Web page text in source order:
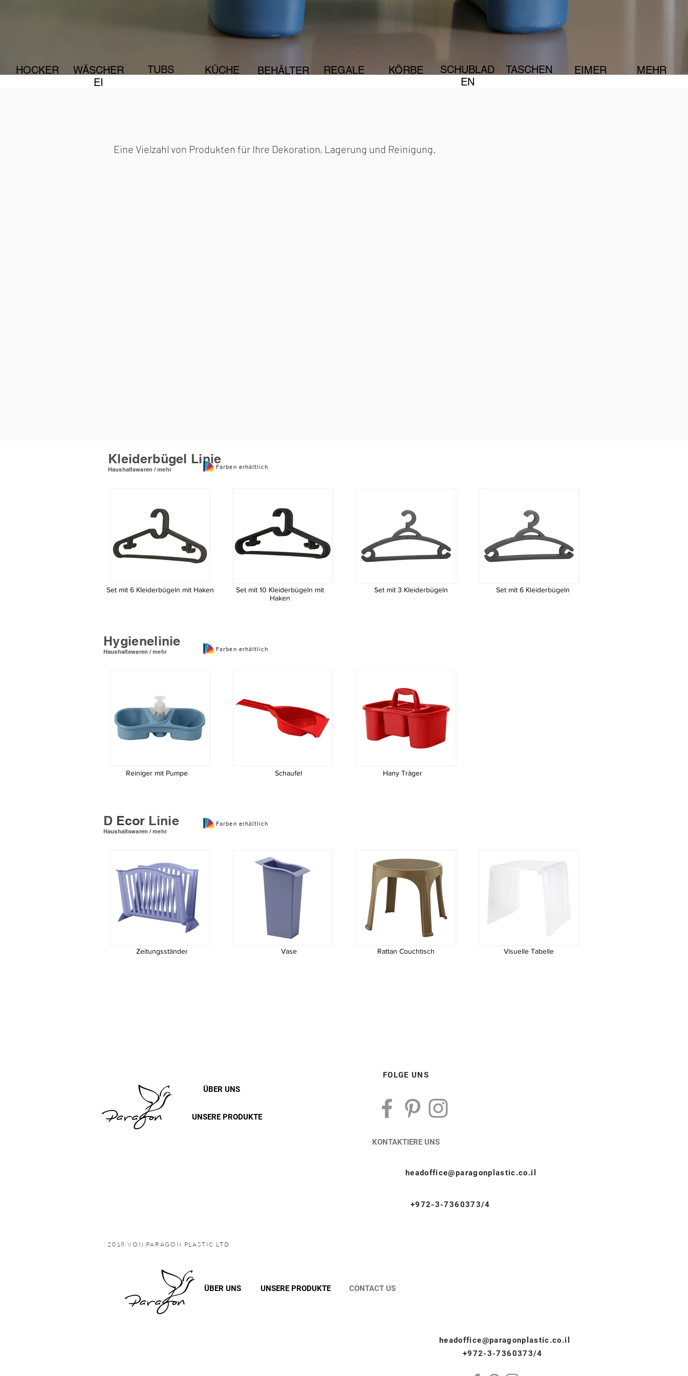
Eine Vielzahl von Produkten für Ihre Dekoration, Lagerung und Reinigung.
HOCKER
WÄSCHER
EI
TUBS BEHÄLTER KÖRBE
SCHUBLAD
EN
TASCHEN EIMER
REGALE
KÜCHE MEHR
Kleiderbügel Linie
Haushaltswaren / mehr Farben erhältlich
Set mit 6 Kleiderbügeln mit Haken
Set mit 10 Kleiderbügeln mit
Haken
Set mit 3 Kleiderbügeln Set mit 6 Kleiderbügeln
Hygienelinie
Haushaltswaren / mehr Farben erhältlich
Reiniger mit Pumpe Schaufel Hany Träger
D Ecor Linie
Haushaltswaren / mehr
Farben erhältlich
Zeitungsständer Vase Rattan Couchtisch Visuelle Tabelle
ÜBER UNS
UNSERE PRODUKTE
2018 VON PARAGON PLASTIC LTD
FOLGE UNS
KONTAKTIERE UNS
headoffice@paragonplastic.co.il
+972-3-7360373/4
ÜBER UNS UNSERE PRODUKTE CONTACT US
headoffice@paragonplastic.co.il
+972-3-7360373/4